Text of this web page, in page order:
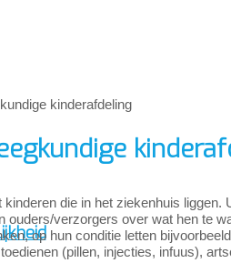
kinderen die in het ziekenhuis liggen.
ouders/verzorgers over wat hen te
op hun conditie letten
(pillen, injecties, infuus),